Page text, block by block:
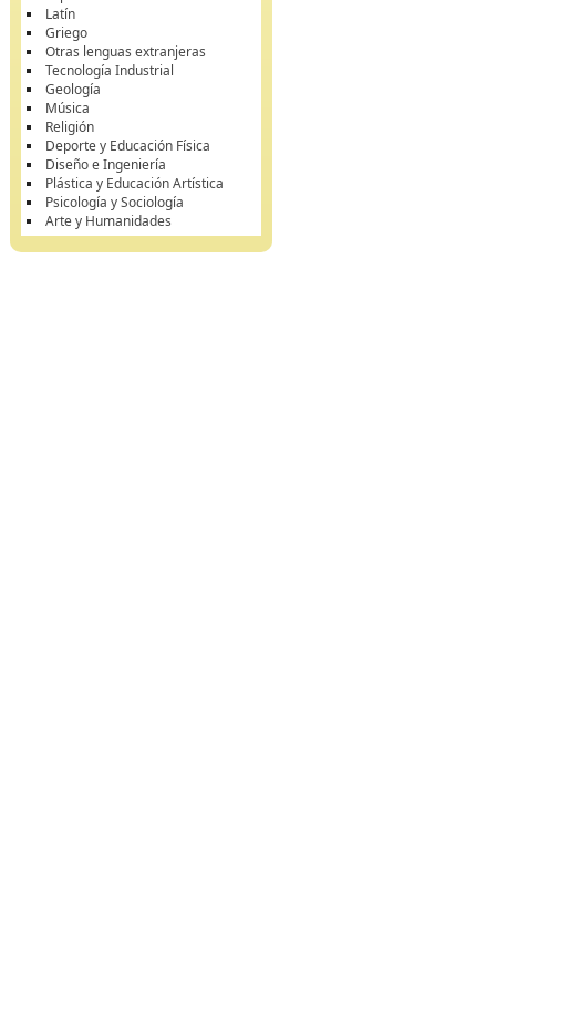
Latín
Griego
Otras lenguas extranjeras
Tecnología Industrial
Geología
Música
Religión
Deporte y Educación Física
Diseño e Ingeniería
Plástica y Educación Artística
Psicología y Sociología
Arte y Humanidades